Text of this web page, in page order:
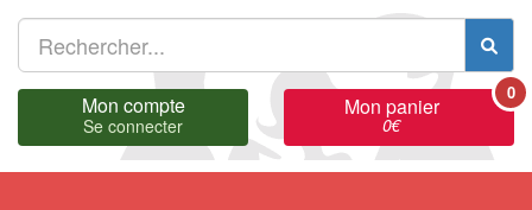
Mon compte
Se connecter
Mon panier
0€
0